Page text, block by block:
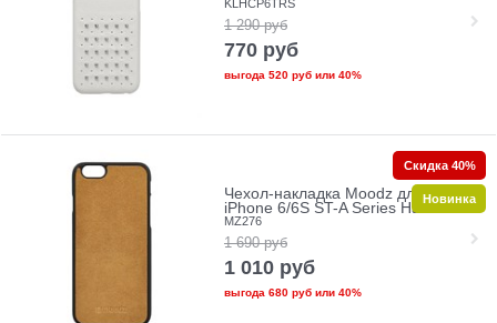
KLHCP6TRS
1 290 руб
770 руб
выгода 520 рубили 40%
Чехол-накладка Moodz для
iPhone 6/6S ST-A Series Hard
MZ276
1 690 руб
1 010 руб
выгода 680 рубили 40%
Скидка 40%
Новинка